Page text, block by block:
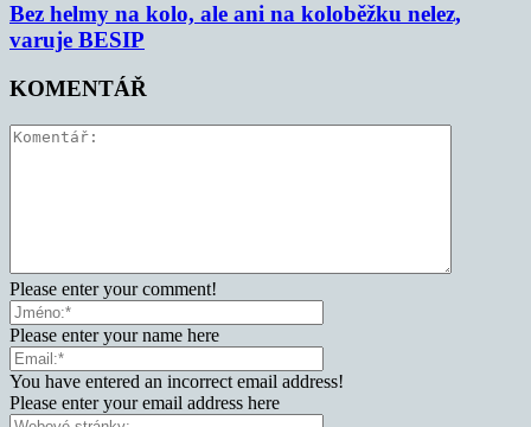
Bez helmy na kolo, ale ani na koloběžku nelez,
varuje BESIP
KOMENTÁŘ
Please enter your comment!
Please enter your name here
You have entered an incorrect email address!
Please enter your email address here